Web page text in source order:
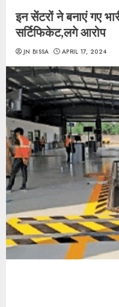
इन सेंटरों ने बनाएं गए
सर्टिफिकेट,लगे आरोप
JN BISSA APRIL 17, 2024